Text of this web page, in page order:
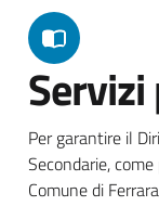
Per garantire il
Secondarie,
Comune di